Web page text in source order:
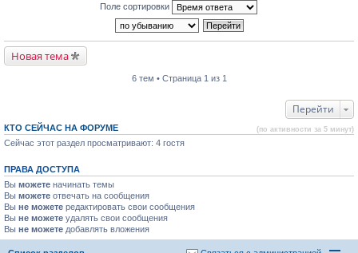
Поле сортировки
Новая тема
6 тем • Страница 1 из 1
Перейти
КТО СЕЙЧАС НА ФОРУМЕ (по активности за 5 минут)
Сейчас этот раздел просматривают: 4 гостя
ПРАВА ДОСТУПА
Вы можете начинать темы
Вы можете отвечать на сообщения
Вы не можете редактировать свои сообщения
Вы не можете удалять свои сообщения
Вы не можете добавлять вложения